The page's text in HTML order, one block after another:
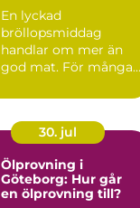
bröllopsmiddag
En lyckad
bröllopsmiddag
handlar om mer än
god mat. För många
30. jul
Ölprovning i
Göteborg: Hur går
en ölprovning till?